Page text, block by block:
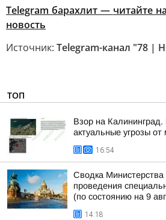
Telegram барахлит — читайте
новость
Источник: Telegram-канал "78 |
ТОП
Взор на
актуальные угрозы
16:54
Сводка
проведения
(по состоянию на 9
14:18